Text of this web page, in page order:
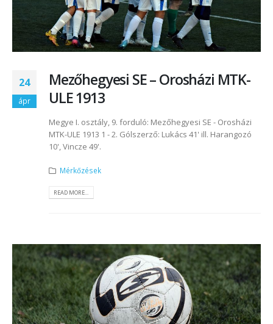
24
ápr
Mezőhegyesi SE – Orosházi MTK-
ULE 1913
Megye I. osztály, 9. forduló: Mezőhegyesi SE - Orosházi
MTK-ULE 1913 1 - 2. Gólszerző: Lukács 41' ill. Harangozó
10', Vincze 49'.
Mérkőzések
READ MORE...